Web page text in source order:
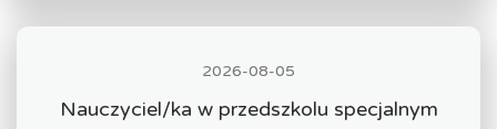
2026-08-05
Nauczyciel/ka w przedszkolu specjalnym